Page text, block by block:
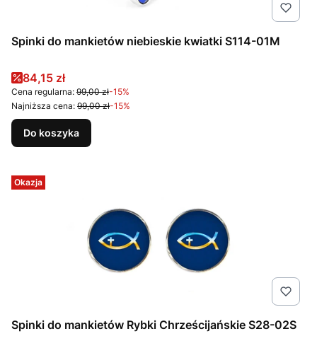
Spinki do mankietów niebieskie kwiatki S114-01M
Cena promocyjna
84,15 zł
Cena regularna: 99,00 zł-15%
Najniższa cena: 99,00 zł-15%
Do koszyka
Okazja
Spinki do mankietów Rybki Chrześcijańskie S28-02S